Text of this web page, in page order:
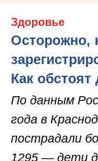
Здоровье
Осторожно,
Как
По данным
года в
пострадали
1295 — дети